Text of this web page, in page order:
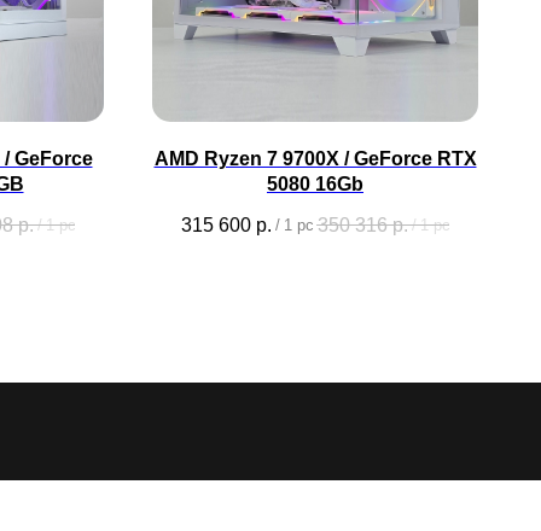
GeForce
р. / 1 pc
AMD Ryzen 7 9700X / GeForce RTX
5080 16Gb
315 600 р. / 1 pc 350 316 р. / 1 pc